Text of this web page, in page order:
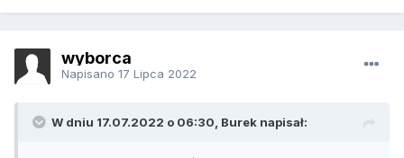
wyborca
Napisano 17 Lipca 2022
W dniu 17.07.2022 o 06:30, Burek napisał: